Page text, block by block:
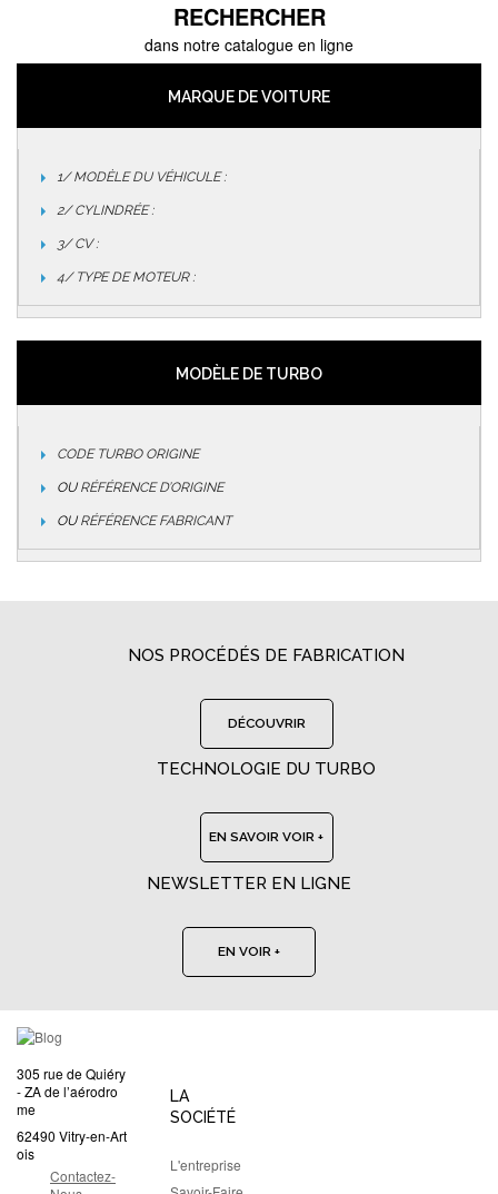
RECHERCHER
dans notre catalogue en ligne
MARQUE DE VOITURE
1/ MODÈLE DU VÉHICULE :
2/ CYLINDRÉE :
3/ CV :
4/ TYPE DE MOTEUR :
MODÈLE DE TURBO
CODE TURBO ORIGINE
OURÉFÉRENCE D’ORIGINE
OURÉFÉRENCE FABRICANT
NOS PROCÉDÉS DE FABRICATION
DÉCOUVRIR
TECHNOLOGIE DU TURBO
EN SAVOIR VOIR +
NEWSLETTER EN LIGNE
EN VOIR +
305 rue de Quiéry
- ZA de l’aérodro
me
62490 Vitry-en-Art
ois
Contactez-
LA
SOCIÉTÉ
L'entreprise